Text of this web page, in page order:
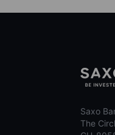
Saxo
The